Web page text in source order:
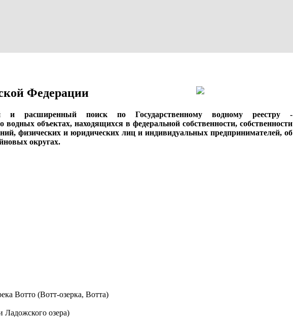
Федерации
и расширенный поиск по Государственному водному реестру -
объектах, находящихся в федеральной собственности, собственности
физических и юридических лиц и индивидуальных предпринимателей, об
округах.
Вотто (Вотт-озерка, Вотта)
Ладожского озера)